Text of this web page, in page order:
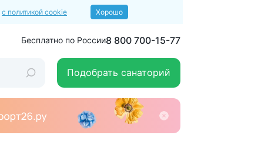
с политикой cookie Хорошо
Бесплатно по России8 800 700-15-77
Подобрать санаторий